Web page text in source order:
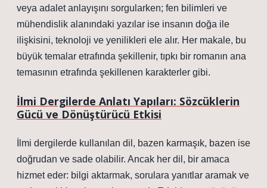
veya adalet anlayışını sorgularken; fen bilimleri ve
mühendislik alanındaki yazılar ise insanın doğa ile
ilişkisini, teknoloji ve yenilikleri ele alır. Her makale, bu
büyük temalar etrafında şekillenir, tıpkı bir romanın ana
temasının etrafında şekillenen karakterler gibi.
İlmi Dergilerde Anlatı Yapıları: Sözcüklerin
Gücü ve Dönüştürücü Etkisi
İlmi dergilerde kullanılan dil, bazen karmaşık, bazen ise
doğrudan ve sade olabilir. Ancak her dil, bir amaca
hizmet eder: bilgi aktarmak, sorulara yanıtlar aramak ve